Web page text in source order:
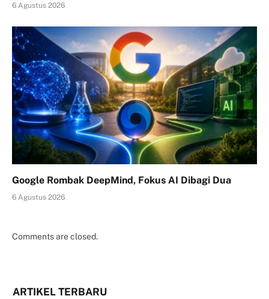
6 Agustus 2026
Google Rombak DeepMind, Fokus AI Dibagi Dua
6 Agustus 2026
Comments are closed.
ARTIKEL TERBARU